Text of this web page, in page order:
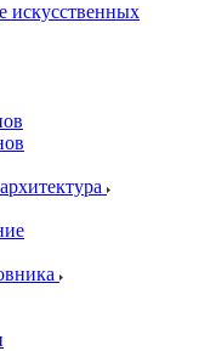
искусственных